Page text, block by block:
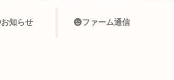
お知らせ ファーム通信